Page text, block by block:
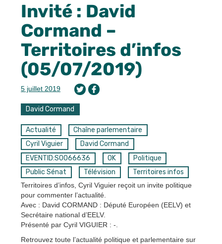
Invité : David
Cormand –
Territoires d’infos
(05/07/2019)
5 juillet 2019
David Cormand
Actualité
Chaîne parlementaire
Cyril Viguier
David Cormand
EVENTID:S0066636
OK
Politique
Public Sénat
Télévision Territoires infos
Territoires d’infos, Cyril Viguier reçoit un invite politique
pour commenter l’actualité.
Avec : David CORMAND : Député Européen (EELV) et
Secrétaire national d’EELV.
Présenté par Cyril VIGUIER : -.
Retrouvez toute l’actualité politique et parlementaire sur